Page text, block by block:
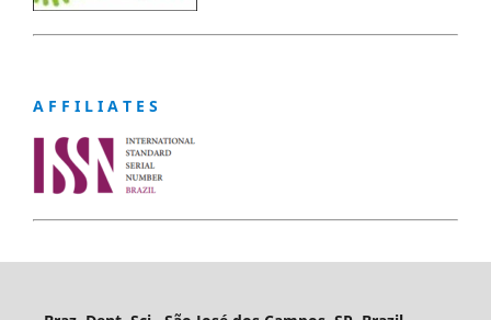
A F F I L I A T E S